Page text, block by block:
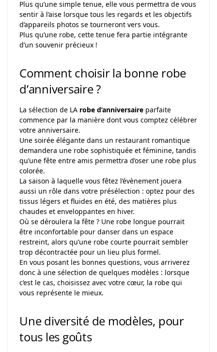
Plus qu’une simple tenue, elle vous permettra de vous
sentir à l’aise lorsque tous les regards et les objectifs
d’appareils photos se tourneront vers vous.
Plus qu’une robe, cette tenue fera partie intégrante
d’un souvenir précieux !
Comment choisir la bonne robe
d’anniversaire ?
La sélection de LA robe d’anniversaire parfaite
commence par la manière dont vous comptez célébrer
votre anniversaire.
Une soirée élégante dans un restaurant romantique
demandera une robe sophistiquée et féminine, tandis
qu’une fête entre amis permettra d’oser une robe plus
colorée.
La saison à laquelle vous fêtez l’évènement jouera
aussi un rôle dans votre présélection : optez pour des
tissus légers et fluides en été, des matières plus
chaudes et enveloppantes en hiver.
Où se déroulera la fête ? Une robe longue pourrait
être inconfortable pour danser dans un espace
restreint, alors qu’une robe courte pourrait sembler
trop décontractée pour un lieu plus formel.
En vous posant les bonnes questions, vous arriverez
donc à une sélection de quelques modèles : lorsque
c’est le cas, choisissez avec votre cœur, la robe qui
vous représente le mieux.
Une diversité de modèles, pour
tous les goûts